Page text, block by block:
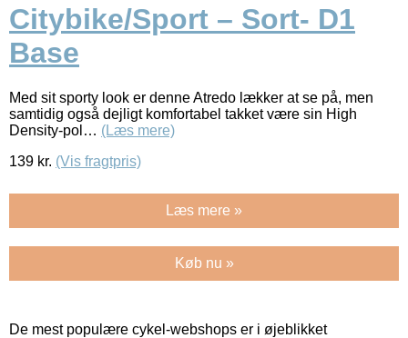
Citybike/Sport – Sort- D1
Base
Med sit sporty look er denne Atredo lækker at se på, men
samtidig også dejligt komfortabel takket være sin High
Density-pol… (Læs mere)
139 kr. (Vis fragtpris)
Læs mere »
Køb nu »
De mest populære cykel-webshops er i øjeblikket